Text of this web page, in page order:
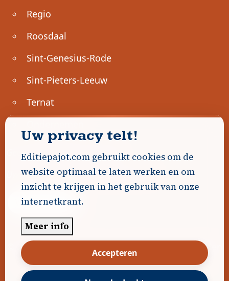
Regio
Roosdaal
Sint-Genesius-Rode
Sint-Pieters-Leeuw
Ternat
Geen advertenties gevonden.
Uw advertentie hier? Contacteer ons!
Word Partner!
© 2026 Editiepajot.com
Algemene voorwaarden
|Disclaimer Privacybeleid Cookiebeleid|
Gerealiseerd doorDavidHosse.net
Uw privacy telt!
Editiepajot.com gebruikt cookies om de
website optimaal te laten werken en om
inzicht te krijgen in het gebruik van onze
internetkrant.
Meer info
Accepteren